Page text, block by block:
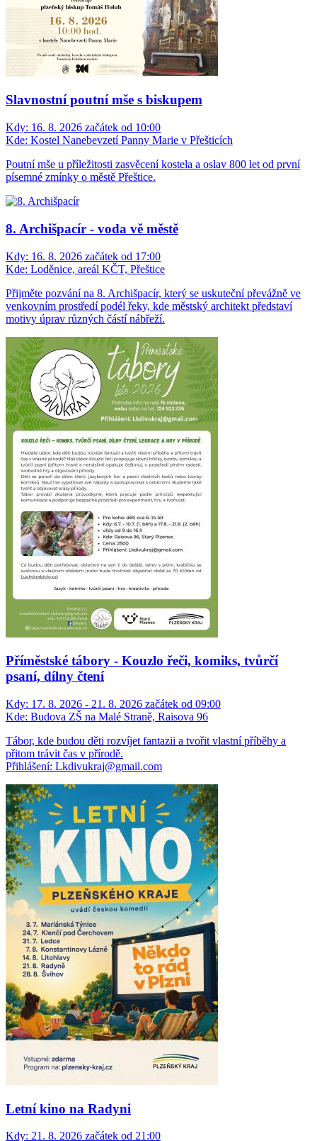
Slavnostní poutní mše s biskupem
Kdy: 16. 8. 2026 začátek od 10:00
Kde: Kostel Nanebevzetí Panny Marie v Přešticích
Poutní mše u příležitosti zasvěcení kostela a oslav 800 let od první
písemné zmínky o městě Přeštice.
8. Archišpacír - voda vě městě
Kdy: 16. 8. 2026 začátek od 17:00
Kde: Loděnice, areál KČT, Přeštice
Přijměte pozvání na 8. Archišpacír, který se uskuteční převážně ve
venkovním prostředí podél řeky, kde městský architekt představí
motivy úprav různých částí nábřeží.
Příměstské tábory - Kouzlo řeči, komiks, tvůrčí
psaní, dílny čtení
Kdy: 17. 8. 2026 - 21. 8. 2026 začátek od 09:00
Kde: Budova ZŠ na Malé Straně, Raisova 96
Tábor, kde budou děti rozvíjet fantazii a tvořit vlastní příběhy a
přitom trávit čas v přírodě.
Přihlášení: Lkdivukraj@gmail.com
Letní kino na Radyni
Kdy: 21. 8. 2026 začátek od 21:00